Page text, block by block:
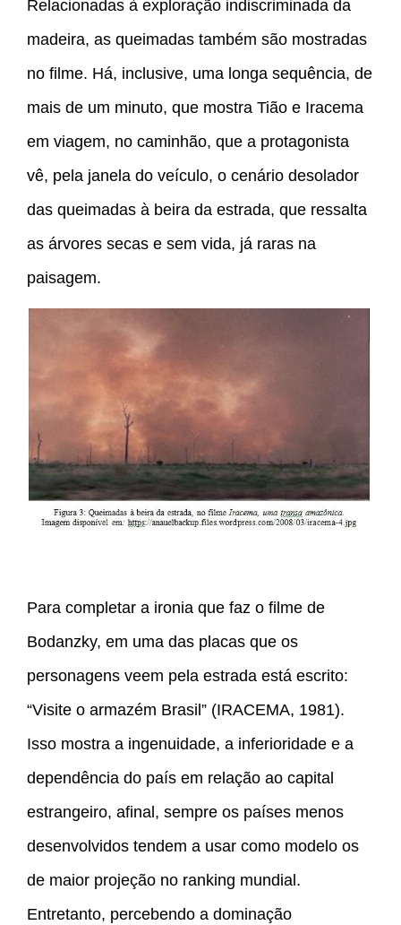
Relacionadas à exploração indiscriminada da
madeira, as queimadas também são mostradas
no filme. Há, inclusive, uma longa sequência, de
mais de um minuto, que mostra Tião e Iracema
em viagem, no caminhão, que a protagonista
vê, pela janela do veículo, o cenário desolador
das queimadas à beira da estrada, que ressalta
as árvores secas e sem vida, já raras na
paisagem.
Para completar a ironia que faz o filme de
Bodanzky, em uma das placas que os
personagens veem pela estrada está escrito:
“Visite o armazém Brasil” (IRACEMA, 1981).
Isso mostra a ingenuidade, a inferioridade e a
dependência do país em relação ao capital
estrangeiro, afinal, sempre os países menos
desenvolvidos tendem a usar como modelo os
de maior projeção no ranking mundial.
Entretanto, percebendo a dominação